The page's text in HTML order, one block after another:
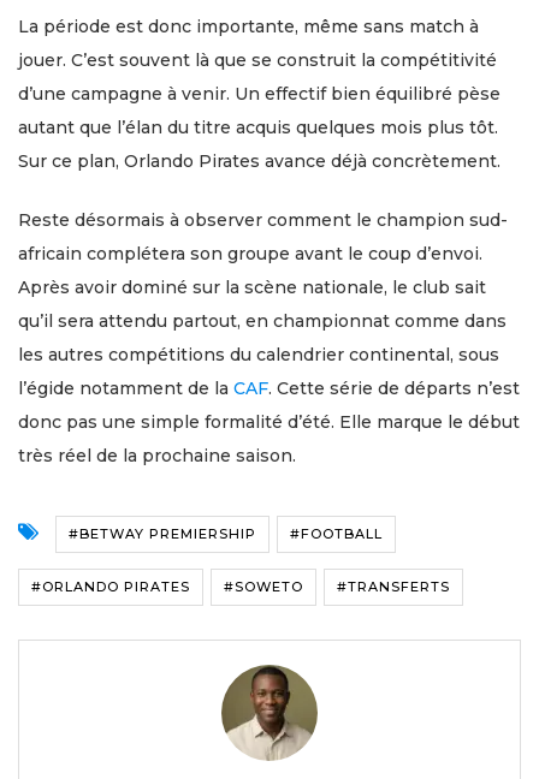
La période est donc importante, même sans match à
jouer. C’est souvent là que se construit la compétitivité
d’une campagne à venir. Un effectif bien équilibré pèse
autant que l’élan du titre acquis quelques mois plus tôt.
Sur ce plan, Orlando Pirates avance déjà concrètement.
Reste désormais à observer comment le champion sud-
africain complétera son groupe avant le coup d’envoi.
Après avoir dominé sur la scène nationale, le club sait
qu’il sera attendu partout, en championnat comme dans
les autres compétitions du calendrier continental, sous
l’égide notamment de la CAF. Cette série de départs n’est
donc pas une simple formalité d’été. Elle marque le début
très réel de la prochaine saison.
#BETWAY PREMIERSHIP #FOOTBALL
#ORLANDO PIRATES #SOWETO #TRANSFERTS